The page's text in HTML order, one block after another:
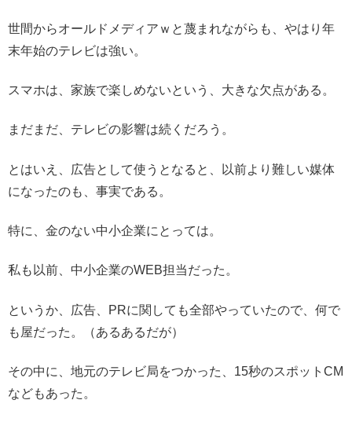
世間からオールドメディアｗと蔑まれながらも、やはり年
末年始のテレビは強い。
スマホは、家族で楽しめないという、大きな欠点がある。
まだまだ、テレビの影響は続くだろう。
とはいえ、広告として使うとなると、以前より難しい媒体
になったのも、事実である。
特に、金のない中小企業にとっては。
私も以前、中小企業のWEB担当だった。
というか、広告、PRに関しても全部やっていたので、何で
も屋だった。（あるあるだが）
その中に、地元のテレビ局をつかった、15秒のスポットCM
などもあった。